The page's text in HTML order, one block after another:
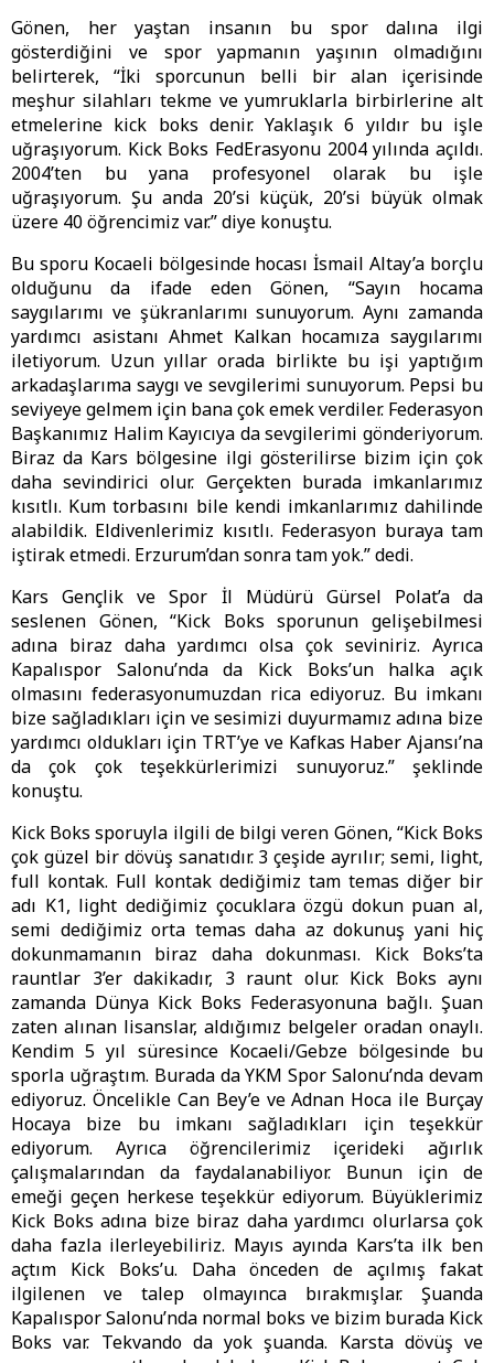
Gönen, her yaştan insanın bu spor dalına ilgi
gösterdiğini ve spor yapmanın yaşının olmadığını
belirterek, “İki sporcunun belli bir alan içerisinde
meşhur silahları tekme ve yumruklarla birbirlerine alt
etmelerine kick boks denir. Yaklaşık 6 yıldır bu işle
uğraşıyorum. Kick Boks FedErasyonu 2004 yılında açıldı.
2004’ten bu yana profesyonel olarak bu işle
uğraşıyorum. Şu anda 20’si küçük, 20’si büyük olmak
üzere 40 öğrencimiz var.” diye konuştu.
Bu sporu Kocaeli bölgesinde hocası İsmail Altay’a borçlu
olduğunu da ifade eden Gönen, “Sayın hocama
saygılarımı ve şükranlarımı sunuyorum. Aynı zamanda
yardımcı asistanı Ahmet Kalkan hocamıza saygılarımı
iletiyorum. Uzun yıllar orada birlikte bu işi yaptığım
arkadaşlarıma saygı ve sevgilerimi sunuyorum. Pepsi bu
seviyeye gelmem için bana çok emek verdiler. Federasyon
Başkanımız Halim Kayıcıya da sevgilerimi gönderiyorum.
Biraz da Kars bölgesine ilgi gösterilirse bizim için çok
daha sevindirici olur. Gerçekten burada imkanlarımız
kısıtlı. Kum torbasını bile kendi imkanlarımız dahilinde
alabildik. Eldivenlerimiz kısıtlı. Federasyon buraya tam
iştirak etmedi. Erzurum’dan sonra tam yok.” dedi.
Kars Gençlik ve Spor İl Müdürü Gürsel Polat’a da
seslenen Gönen, “Kick Boks sporunun gelişebilmesi
adına biraz daha yardımcı olsa çok seviniriz. Ayrıca
Kapalıspor Salonu’nda da Kick Boks’un halka açık
olmasını federasyonumuzdan rica ediyoruz. Bu imkanı
bize sağladıkları için ve sesimizi duyurmamız adına bize
yardımcı oldukları için TRT’ye ve Kafkas Haber Ajansı’na
da çok çok teşekkürlerimizi sunuyoruz.” şeklinde
konuştu.
Kick Boks sporuyla ilgili de bilgi veren Gönen, “Kick Boks
çok güzel bir dövüş sanatıdır. 3 çeşide ayrılır; semi, light,
full kontak. Full kontak dediğimiz tam temas diğer bir
adı K1, light dediğimiz çocuklara özgü dokun puan al,
semi dediğimiz orta temas daha az dokunuş yani hiç
dokunmamanın biraz daha dokunması. Kick Boks’ta
rauntlar 3’er dakikadır, 3 raunt olur. Kick Boks aynı
zamanda Dünya Kick Boks Federasyonuna bağlı. Şuan
zaten alınan lisanslar, aldığımız belgeler oradan onaylı.
Kendim 5 yıl süresince Kocaeli/Gebze bölgesinde bu
sporla uğraştım. Burada da YKM Spor Salonu’nda devam
ediyoruz. Öncelikle Can Bey’e ve Adnan Hoca ile Burçay
Hocaya bize bu imkanı sağladıkları için teşekkür
ediyorum. Ayrıca öğrencilerimiz içerideki ağırlık
çalışmalarından da faydalanabiliyor. Bunun için de
emeği geçen herkese teşekkür ediyorum. Büyüklerimiz
Kick Boks adına bize biraz daha yardımcı olurlarsa çok
daha fazla ilerleyebiliriz. Mayıs ayında Kars’ta ilk ben
açtım Kick Boks’u. Daha önceden de açılmış fakat
ilgilenen ve talep olmayınca bırakmışlar. Şuanda
Kapalıspor Salonu’nda normal boks ve bizim burada Kick
Boks var. Tekvando da yok şuanda. Karsta dövüş ve